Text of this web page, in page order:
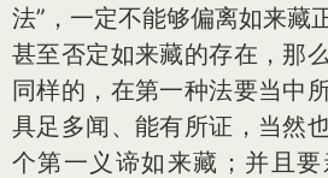
法”，一定不能够偏离如来藏
甚至否定如来藏的存在，那
同样的，在第一种法要当中
具足多闻、能有所证，当然
个第一义谛如来藏；并且